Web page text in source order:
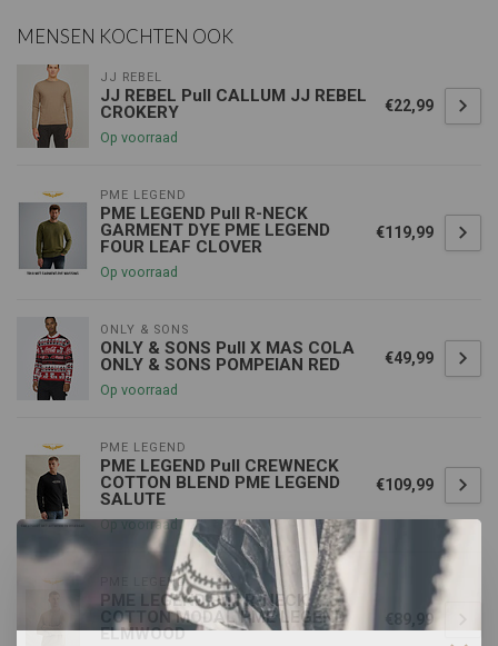
MENSEN KOCHTEN OOK
JJ REBEL
JJ REBEL Pull CALLUM JJ REBEL
CROKERY
Op voorraad
€22,99
PME LEGEND
PME LEGEND Pull R-NECK
GARMENT DYE PME LEGEND
FOUR LEAF CLOVER
Op voorraad
€119,99
ONLY & SONS
ONLY & SONS Pull X MAS COLA
ONLY & SONS POMPEIAN RED
Op voorraad
€49,99
PME LEGEND
PME LEGEND Pull CREWNECK
COTTON BLEND PME LEGEND
SALUTE
Op voorraad
€109,99
PME LEGEND
PME LEGEND Pull R-NECK
COTTON MODAL PME LEGEND
ELMWOOD
€89,99